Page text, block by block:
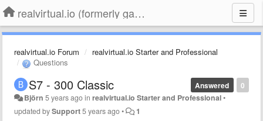
realvirtual.io (formerly game4automation)
realvirtual.io Forum
realvirtual.io Starter and Professional
Questions
0
Answered
S7 - 300 Classic
Björn 5 years agoinrealvirtual.io Starter and Professional•
updated bySupport5 years ago• 1